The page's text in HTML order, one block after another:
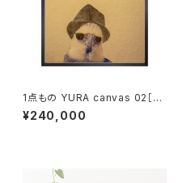
1点もの YURA canvas 02［額
装］
¥240,000